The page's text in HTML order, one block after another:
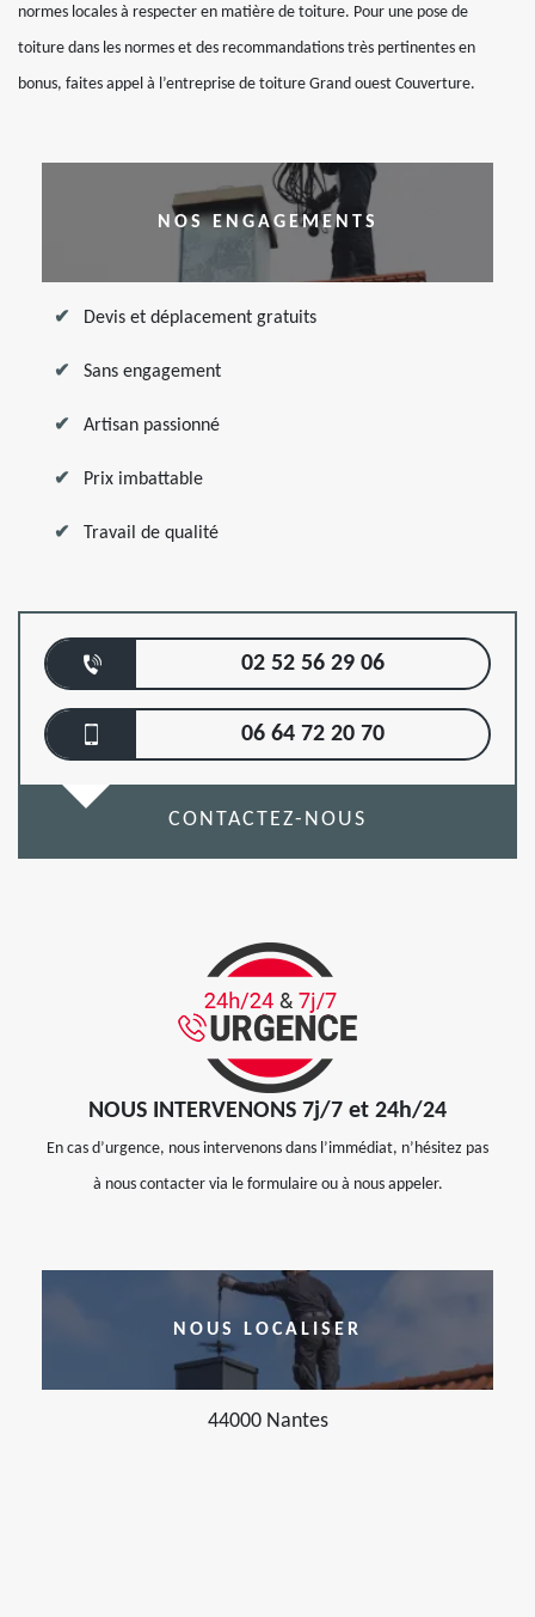
normes locales à respecter en matière de toiture. Pour une pose de
toiture dans les normes et des recommandations très pertinentes en
bonus, faites appel à l’entreprise de toiture Grand ouest Couverture.
NOS ENGAGEMENTS
Devis et déplacement gratuits
Sans engagement
Artisan passionné
Prix imbattable
Travail de qualité
02 52 56 29 06
06 64 72 20 70
CONTACTEZ-NOUS
NOUS INTERVENONS 7j/7 et 24h/24
En cas d’urgence, nous intervenons dans l’immédiat, n’hésitez pas
à nous contacter via le formulaire ou à nous appeler.
NOUS LOCALISER
44000 Nantes